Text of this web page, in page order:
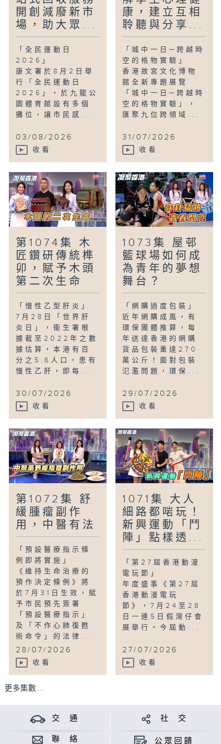
開創減廢新市
場，助大眾...
「全民運動日
2026」
康文署於8月2日舉
行「全民運動日
2026」，於九龍公
園體育館設有多個
攤位，讓市民感...
03/08/2026
收看
康，建立互相
聆聽與分享...
「城中一日─跨越時
空的格物實驗」
香港故宮文化博物
館全新專題展覽
「城中一日─跨越時
空的格物實驗」，
匯聚九位跨領域...
31/07/2026
收看
第1074集 木
匠鑽研傳統榫
卯，賦予木頭
第二次生命
「慢性乙型肝炎」
7月28日「世界肝
炎日」，衞生署根
據截至2022年之數
據估算，本港有百
分之5.6人口，患有
慢性乙肝，即每...
30/07/2026
收看
1073集 屋邨
籃球場如何成
為青年的夢想
舞台？
「網購過度包裝」
近年網購成風，有
環保團體推算，每
年送達香港的網購
貨品包裝重達270
萬公斤！面對包裝
氾濫問題，環保...
29/07/2026
收看
第1072集 舒
緩腫瘤副作
用，中醫有法
「預設醫療指示條
例即將實施」
《維持生命治療的
預作決定條例》將
於7月31日生效，賦
予市民預先簽署
「預設醫療指示」
及「不作心肺復甦
術命令」的法律...
28/07/2026
收看
1071集 大人
細路都啱玩！
新興運動「鬥
陣」點樣透...
「第27屆香港動漫
電玩節」
年度盛事《第27屆
香港動漫電玩
節》，7月24至28
日一連5日假灣仔會
展舉行。今屆動...
27/07/2026
收看
更多集數 ...
交 通 社 交
聯 絡 公眾回饋